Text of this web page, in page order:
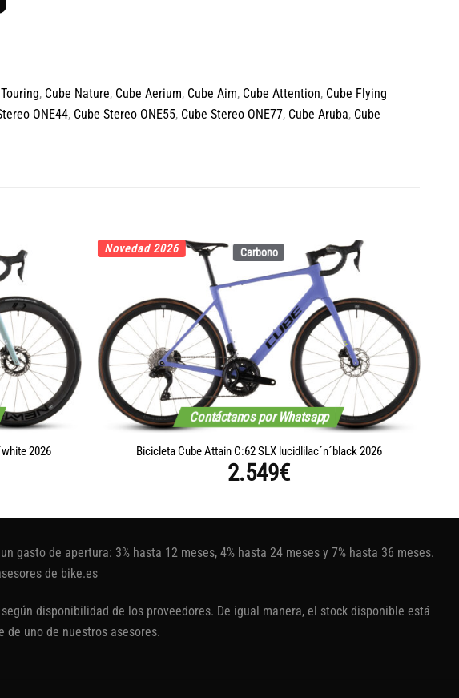
, Cube Nature, Cube Aerium, Cube Aim, Cube Attention, Cube Flying
ONE44, Cube Stereo ONE55, Cube Stereo ONE77, Cube Aruba, Cube
2026
Carbono
Contáctanos por Whatsapp
Novedad 2026
Bicicleta Cube Attain C:62 SLX lucidlilac´n´black 2026
2.549€
de apertura: 3% hasta 12 meses, 4% hasta 24 meses y 7% hasta 36 meses.
de bike.es
disponibilidad de los proveedores. De igual manera, el stock disponible está
uno de nuestros asesores.